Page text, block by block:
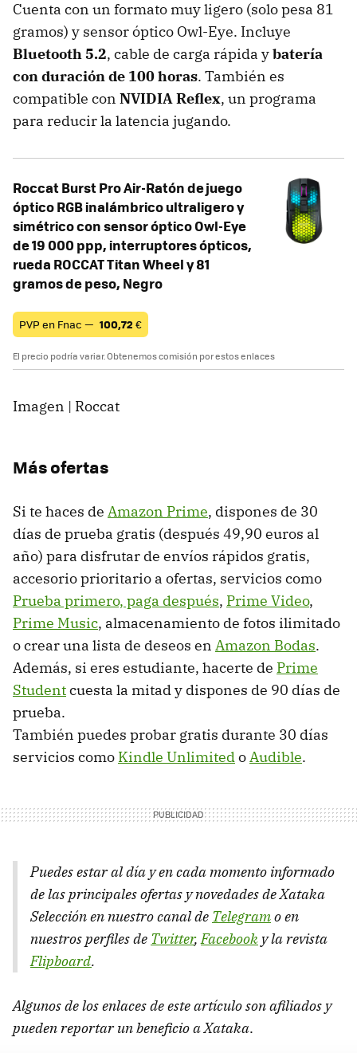
Cuenta con un formato muy ligero (solo pesa 81
gramos) y sensor óptico Owl-Eye. Incluye
Bluetooth 5.2, cable de carga rápida ybatería
con duración de 100 horas. También es
compatible con NVIDIA Reflex, un programa
para reducir la latencia jugando.
Roccat Burst Pro Air-Ratón de juego
óptico RGB inalámbrico ultraligero y
simétrico con sensor óptico Owl-Eye
de 19 000 ppp, interruptores ópticos,
rueda ROCCAT Titan Wheel y 81
gramos de peso, Negro
PVP en Fnac — 100,72 €
El precio podría variar. Obtenemos comisión por estos enlaces
Imagen | Roccat
Más ofertas
Si te haces de Amazon Prime, dispones de 30
días de prueba gratis (después 49,90 euros al
año) para disfrutar de envíos rápidos gratis,
accesorio prioritario a ofertas, servicios como
Prueba primero, paga después, Prime Video,
Prime Music, almacenamiento de fotos ilimitado
o crear una lista de deseos en Amazon Bodas.
Además, si eres estudiante, hacerte de Prime
Studentcuesta la mitad y dispones de 90 días de
prueba.
También puedes probar gratis durante 30 días
servicios como Kindle UnlimitedoAudible.
Puedes estar al día y en cada momento informado
de las principales ofertas y novedades de Xataka
Selección en nuestro canal de Telegramo en
nuestros perfiles de Twitter,Facebook y la revista
Flipboard.
Algunos de los enlaces de este artículo son afiliados y
pueden reportar un beneficio a Xataka.